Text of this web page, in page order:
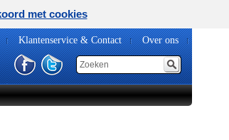
Klantenservice & Contact Over ons
met cookies